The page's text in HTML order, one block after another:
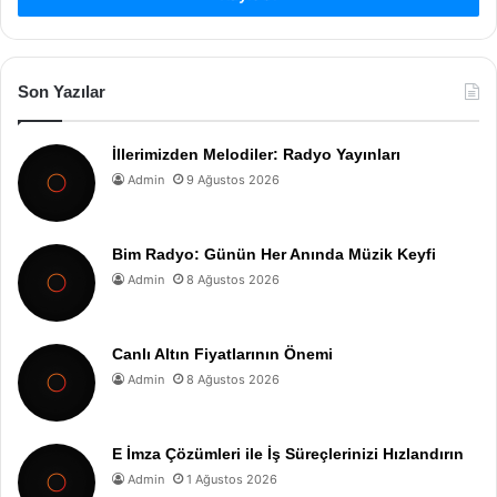
Son Yazılar
İllerimizden Melodiler: Radyo Yayınları
Admin 9 Ağustos 2026
Bim Radyo: Günün Her Anında Müzik Keyfi
Admin 8 Ağustos 2026
Canlı Altın Fiyatlarının Önemi
Admin 8 Ağustos 2026
E İmza Çözümleri ile İş Süreçlerinizi Hızlandırın
Admin 1 Ağustos 2026